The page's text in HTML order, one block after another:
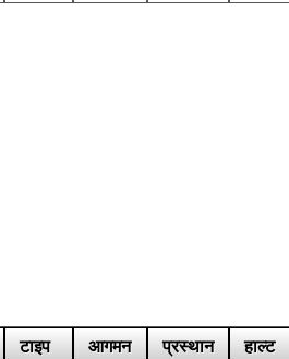
टाइप आगमन प्रस्थान हाल्ट